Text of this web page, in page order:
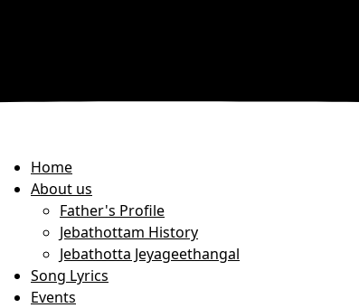
Home
About us
Father's Profile
Jebathottam History
Jebathotta Jeyageethangal
Song Lyrics
Events